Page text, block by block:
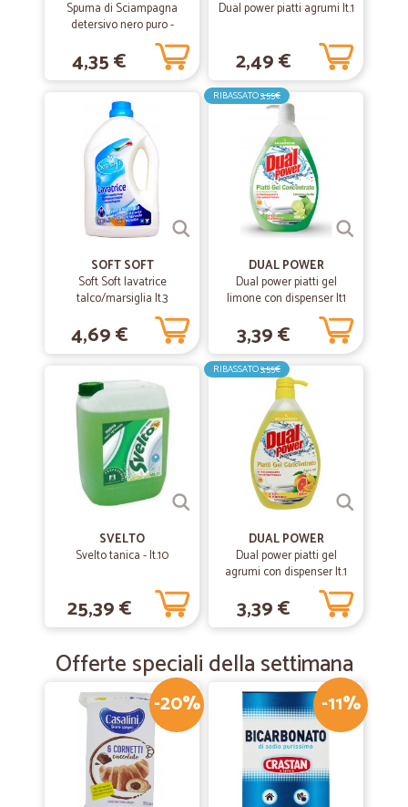
28/09/2020
Gianfranco G.
tempi di consegna eccellenti
tempi di consegna eccellenti, prodotti ottimi!
— Enrico M.
Tutto ok a parte la spedizione
27/01/2020
—Mario M.
Servizio eccellente e veloce!
Servizio eccellente e veloce!
Spuma di Sciampagna
detersivo nero puro -
4,35 €
Dual power piatti agrumi lt.1
2,49 €
SOFT SOFT
Soft Soft lavatrice
talco/marsiglia lt.3
4,69 €
RIBASSATO3,55€
DUAL POWER
Dual power piatti gel
limone con dispenser lt1
3,39 €
SVELTO
Svelto tanica - lt.10
25,39 €
RIBASSATO3,55€
DUAL POWER
Dual power piatti gel
agrumi con dispenser lt.1
3,39 €
Offerte speciali della settimana
-20% -11%